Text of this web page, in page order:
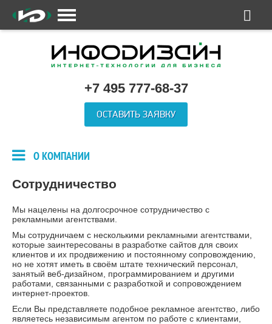
+7 495 777-68-37
ОСТАВИТЬ ЗАЯВКУ
О КОМПАНИИ
Сотрудничество
Мы нацелены на долгосрочное сотрудничество с
рекламными агентствами.
Мы сотрудничаем с несколькими рекламными агентствами,
которые заинтересованы в разработке сайтов для своих
клиентов и их продвижению и постоянному сопровождению,
но не хотят иметь в своём штате технический персонал,
занятый веб-дизайном, программированием и другими
работами, связанными с разработкой и сопровождением
интернет-проектов.
Если Вы представляете подобное рекламное агентство, либо
являетесь независимым агентом по работе с клиентами,